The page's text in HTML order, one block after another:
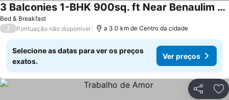
Bed & Breakfast
3 Balconies 1-BHK 900sq. ft Near Benaulim Beach Goa Private Entry & Parking WiFi
/ Pontuação não disponível a 3.0 km de Centro da cidade
Selecione as datas para ver os preços
exatos.
Ver preços
Partilhar